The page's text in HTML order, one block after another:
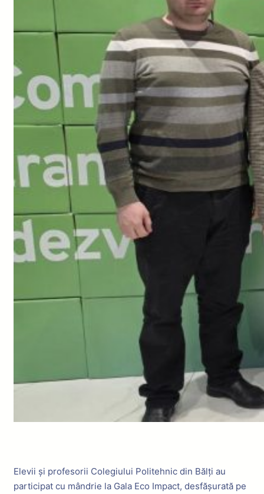
Elevii și profesorii Colegiului Politehnic din Bălți au
participat cu mândrie la Gala Eco Impact, desfășurată pe